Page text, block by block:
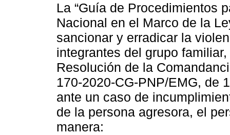
La “Guía de Procedimientos
Nacional en el Marco de la
sancionar y erradicar la
integrantes del grupo
Resolución de la
170-2020-CG-PNP/EMG, de
ante un caso de
de la persona agresora, el
manera: